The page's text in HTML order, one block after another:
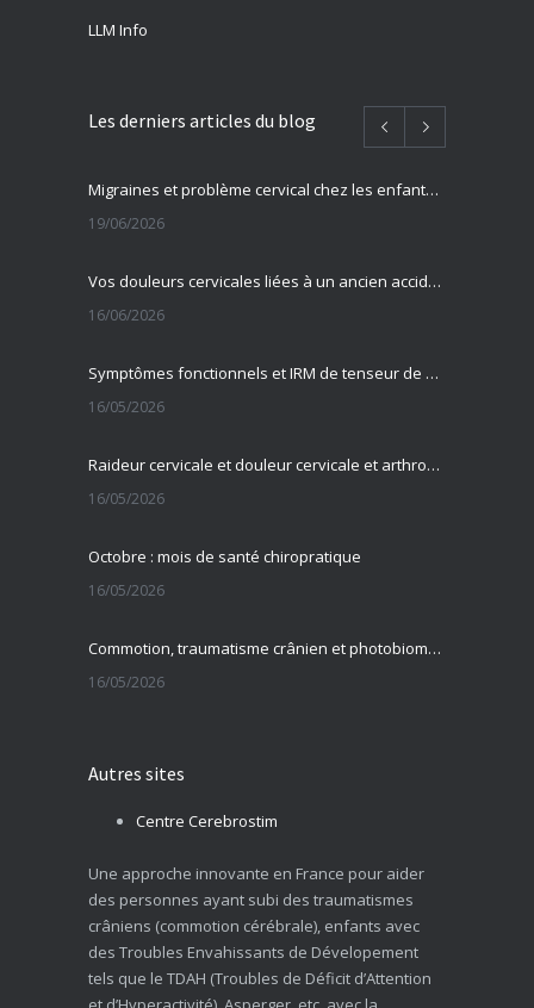
LLM Info
Les derniers articles du blog
Migraines et problème cervical chez les enfants et adolescents
19/06/2026
Vos douleurs cervicales liées à un ancien accident ?
16/06/2026
Symptômes fonctionnels et IRM de tenseur de diffusion
16/05/2026
Raideur cervicale et douleur cervicale et arthrose cervicale
16/05/2026
Octobre : mois de santé chiropratique
16/05/2026
Commotion, traumatisme crânien et photobiomodulation transcrânienne
16/05/2026
Autres sites
Centre Cerebrostim
Une approche innovante en France pour aider
des personnes ayant subi des traumatismes
crâniens (commotion cérébrale), enfants avec
des Troubles Envahissants de Dévelopement
tels que le TDAH (Troubles de Déficit d’Attention